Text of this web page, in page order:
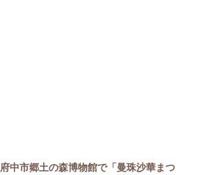
府中市郷土の森博物館で「曼珠沙華まつ